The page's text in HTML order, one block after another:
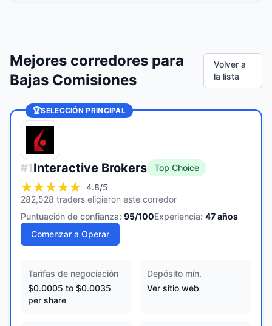
Mejores corredores para
Bajas Comisiones
Volver a
la lista
🏆SELECCIÓN PRINCIPAL
#1Interactive Brokers
Top Choice
4.8/5
282,528 traders eligieron este corredor
Puntuación de confianza: 95/100Experiencia: 47años
Comenzar a Operar
Tarifas de negociación
$0.0005 to $0.0035
per share
Depósito mín.
Ver sitio web